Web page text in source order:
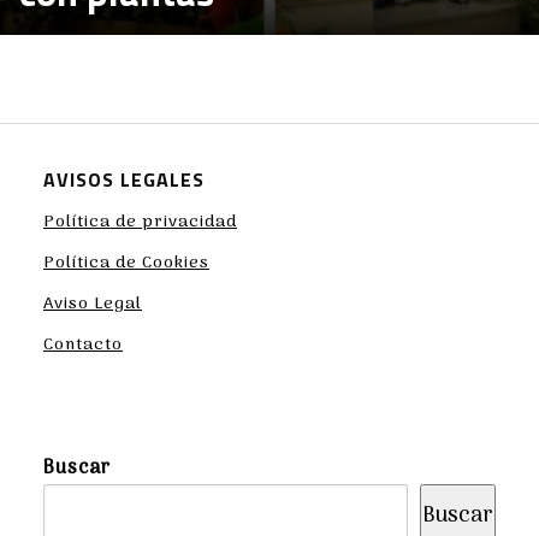
AVISOS LEGALES
Política de privacidad
Política de Cookies
Aviso Legal
Contacto
Buscar
Buscar